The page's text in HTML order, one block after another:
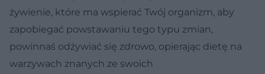
żywienie, które ma wspierać Twój organizm, aby
zapobiegać powstawaniu tego typu zmian,
powinnaś odżywiać się zdrowo, opierając dietę na
warzywach znanych ze swoich